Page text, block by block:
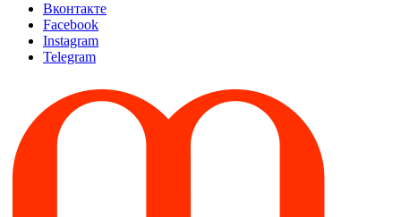
Вконтакте
Facebook
Instagram
Telegram